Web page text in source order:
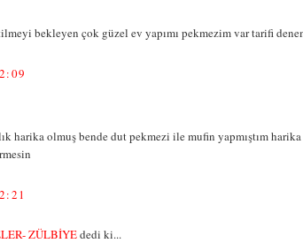
bekleyen çok güzel ev yapımı pekmezim var tarifi
harika olmuş bende dut pekmezi ile mufin yapmıştım
ZÜLBİYEdedi ki...